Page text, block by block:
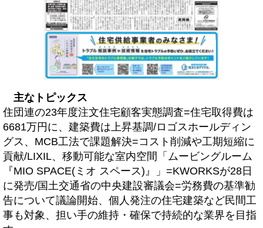
主なトピックス
住団連の23年度注文住宅顧客実態調査=住宅取得費は
6681万円に、建築費は上昇基調/ロゴスホールディン
グス、MCB工法で課題解決=コスト削減や工期短縮に
貢献/LIXIL、移動可能な室内空間「ムービングルーム
『MIO SPACE(ミオ スペース)』」=KWORKSが28日
に発売/国土交通省の中央建設審議会=労務費の基準勧
告について議論開始、個人発注の住宅建築など民間工
事も対象、担い手の維持・確保で持続的な業界を目指